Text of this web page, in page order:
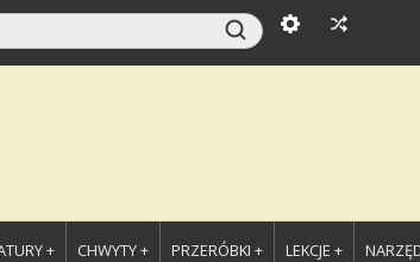
+ CHWYTY + PRZERÓBKI + LEKCJE +